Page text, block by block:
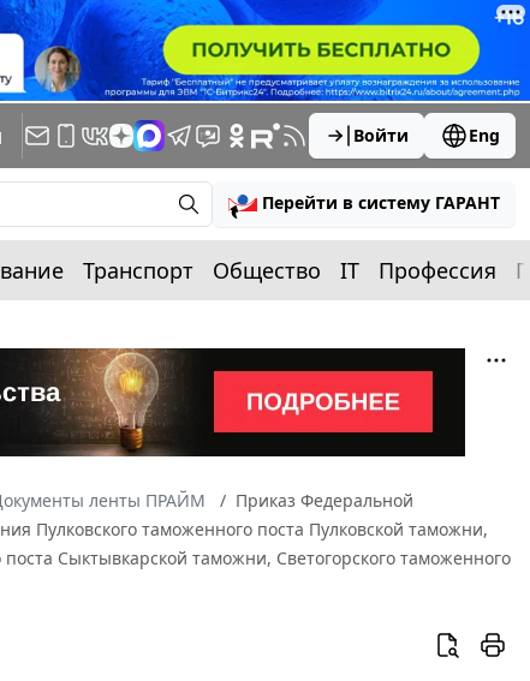
Войти Eng
Перейти в систему ГАРАНТ
Транспорт Общество IT Профессия
ленты ПРАЙМ
Приказ Федеральной
Пулковского таможенного поста Пулковской таможни,
Сыктывкарской таможни, Светогорского таможенного